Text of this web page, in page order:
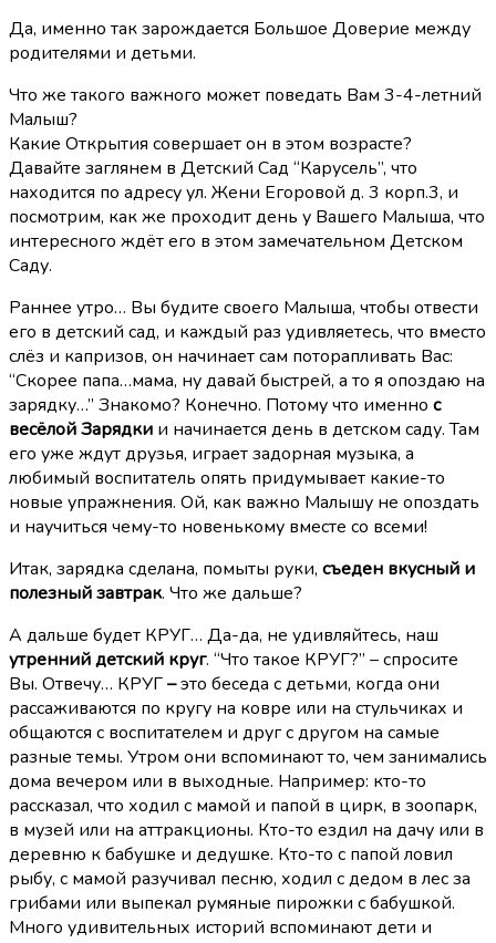
Да, именно так зарождается Большое Доверие между
родителями и детьми.
Что же такого важного может поведать Вам 3-4-летний
Малыш?
Какие Открытия совершает он в этом возрасте?
Давайте заглянем в Детский Сад “Карусель”, что
находится по адресу ул. Жени Егоровой д. 3 корп.3, и
посмотрим, как же проходит день у Вашего Малыша, что
интересного ждёт его в этом замечательном Детском
Саду.
Раннее утро… Вы будите своего Малыша, чтобы отвести
его в детский сад, и каждый раз удивляетесь, что вместо
слёз и капризов, он начинает сам поторапливать Вас:
“Скорее папа…мама, ну давай быстрей, а то я опоздаю на
зарядку…” Знакомо? Конечно. Потому что именно с
весёлой Зарядки и начинается день в детском саду. Там
его уже ждут друзья, играет задорная музыка, а
любимый воспитатель опять придумывает какие-то
новые упражнения. Ой, как важно Малышу не опоздать
и научиться чему-то новенькому вместе со всеми!
Итак, зарядка сделана, помыты руки, съеден вкусный и
полезный завтрак. Что же дальше?
А дальше будет КРУГ… Да-да, не удивляйтесь, наш
утренний детский круг. “Что такое КРУГ?” – спросите
Вы. Отвечу… КРУГ–это беседа с детьми, когда они
рассаживаются по кругу на ковре или на стульчиках и
общаются с воспитателем и друг с другом на самые
разные темы. Утром они вспоминают то, чем занимались
дома вечером или в выходные. Например: кто-то
рассказал, что ходил с мамой и папой в цирк, в зоопарк,
в музей или на аттракционы. Кто-то ездил на дачу или в
деревню к бабушке и дедушке. Кто-то с папой ловил
рыбу, с мамой разучивал песню, ходил с дедом в лес за
грибами или выпекал румяные пирожки с бабушкой.
Много удивительных историй вспоминают дети и